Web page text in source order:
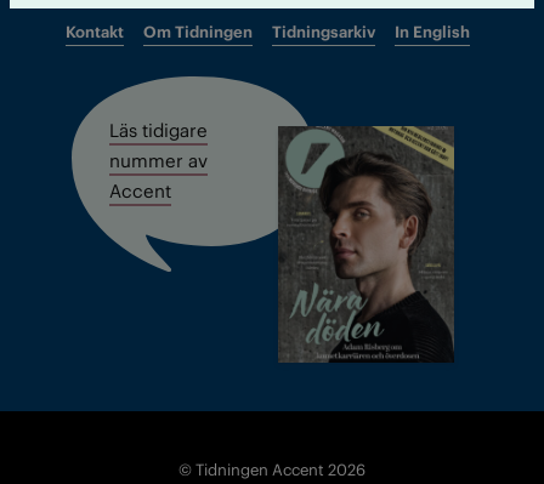
Kontakt Om Tidningen Tidningsarkiv In English
Läs tidigare
nummer av
Accent
© Tidningen Accent 2026